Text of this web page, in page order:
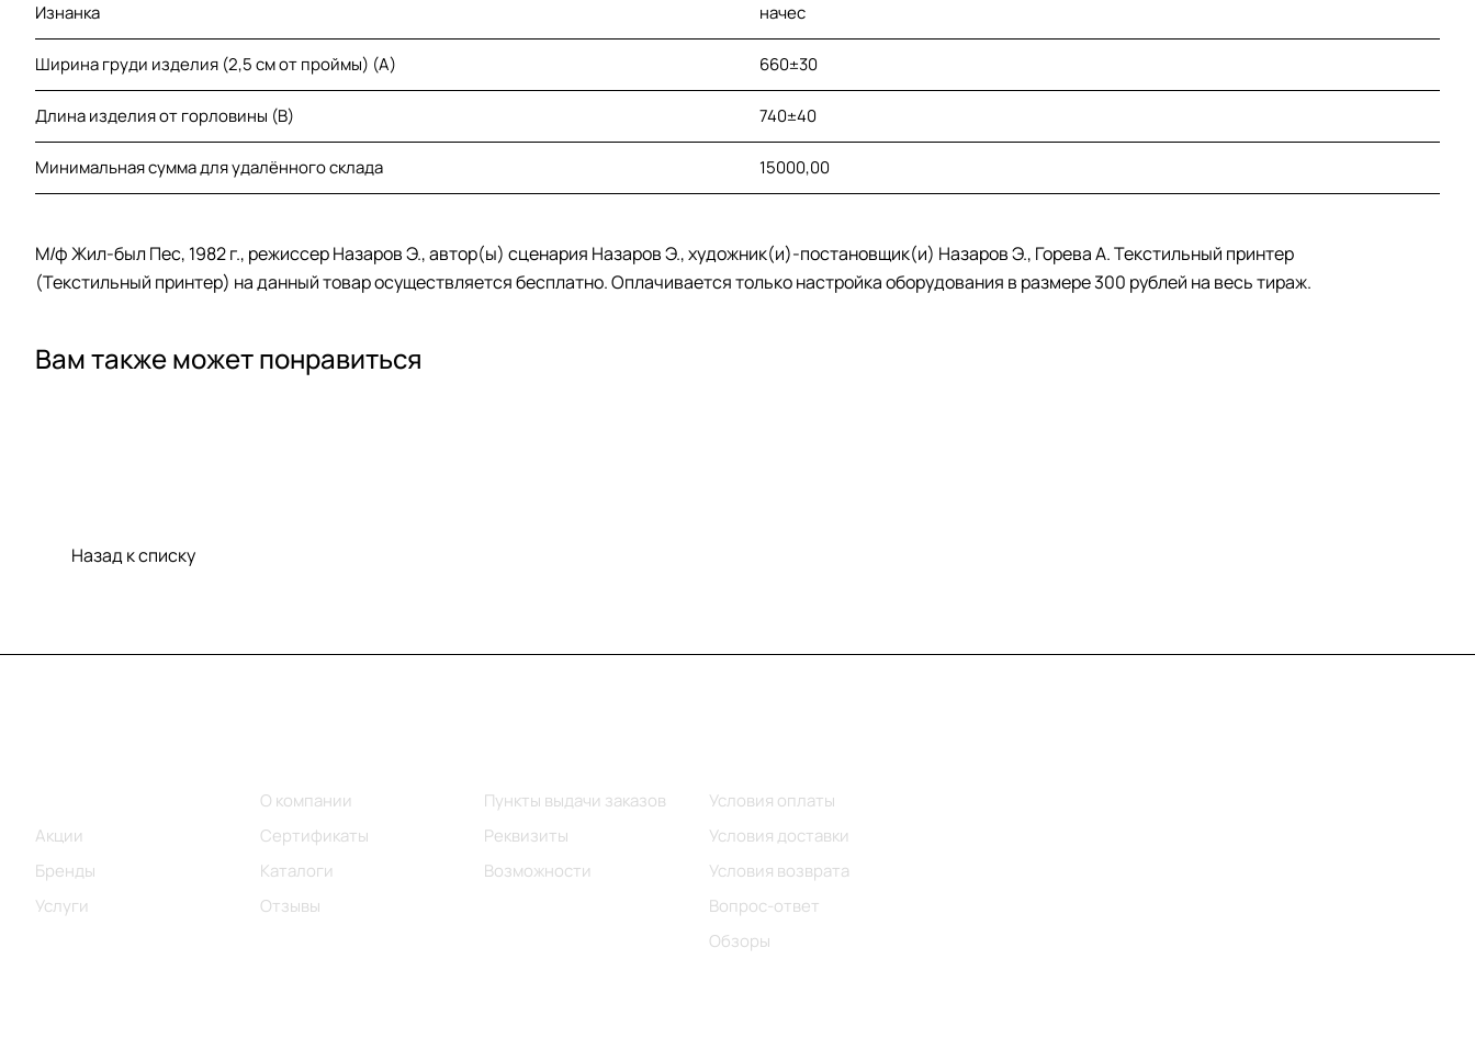
Изнанка начес
Ширина груди изделия (2,5 см от проймы) (A) 660±30
Длина изделия от горловины (B) 740±40
Минимальная сумма для удалённого склада 15000,00
М/ф Жил-был Пес, 1982 г., режиссер Назаров Э., автор(ы) сценария Назаров Э., художник(и)-постановщик(и) Назаров Э., Горева А. Текстильный принтер
(Текстильный принтер) на данный товар осуществляется бесплатно. Оплачивается только настройка оборудования в размере 300 рублей на весь тираж.
Вам также может понравиться
Назад к списку
Акции
Бренды
Услуги
О компании
Сертификаты
Каталоги
Отзывы
Пункты выдачи заказов
Реквизиты
Возможности
Условия оплаты
Условия доставки
Условия возврата
Вопрос-ответ
Обзоры